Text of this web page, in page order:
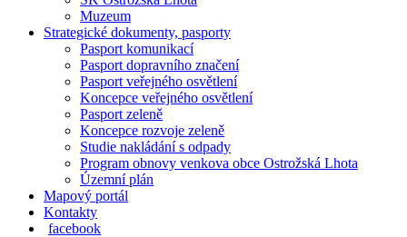
Muzeum
Strategické dokumenty, pasporty
Pasport komunikací
Pasport dopravního značení
Pasport veřejného osvětlení
Koncepce veřejného osvětlení
Pasport zeleně
Koncepce rozvoje zeleně
Studie nakládání s odpady
Program obnovy venkova obce Ostrožská Lhota
Územní plán
Mapový portál
Kontakty
facebook